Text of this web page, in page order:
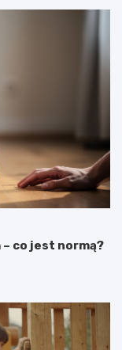
co jest normą?